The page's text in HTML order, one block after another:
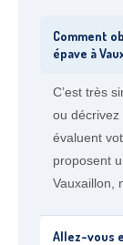
Comment
épave à
C’est très
ou décrivez
évaluent
proposent
Vauxaillon,
Allez-vous